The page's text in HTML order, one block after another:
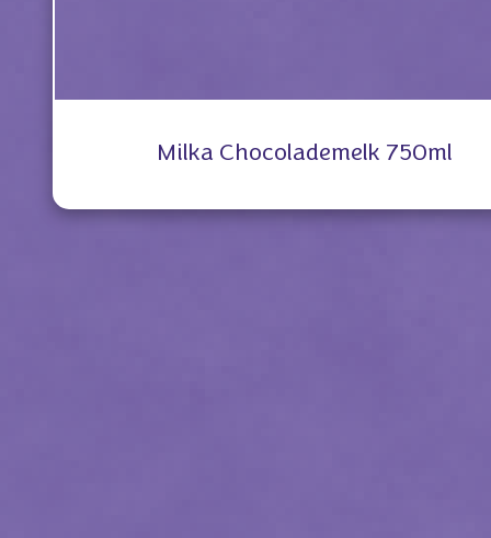
Milka Chocolademelk 750ml